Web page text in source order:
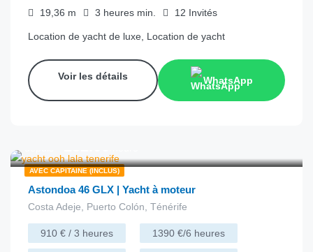
19,36 m 3 heures min. 12 Invités
Location de yacht de luxe, Location de yacht
Voir les détails WhatsApp
AVEC CAPITAINE (INCLUS)
Astondoa 46 GLX | Yacht à moteur
Costa Adeje, Puerto Colón, Ténérife
910 € / 3 heures 1390 €/6 heures